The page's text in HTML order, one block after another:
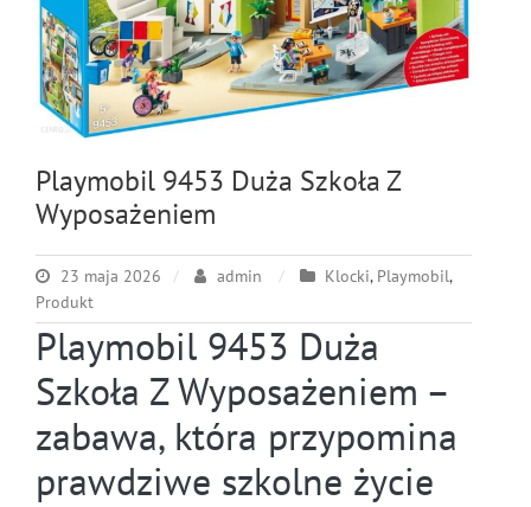
Playmobil 9453 Duża Szkoła Z
Wyposażeniem
23 maja 2026 admin Klocki, Playmobil,
Produkt
Playmobil 9453 Duża
Szkoła Z Wyposażeniem –
zabawa, która przypomina
prawdziwe szkolne życie